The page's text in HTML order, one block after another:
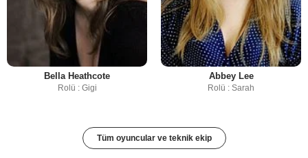
Bella Heathcote
Rolü : Gigi
Abbey Lee
Rolü : Sarah
Tüm oyuncular ve teknik ekip